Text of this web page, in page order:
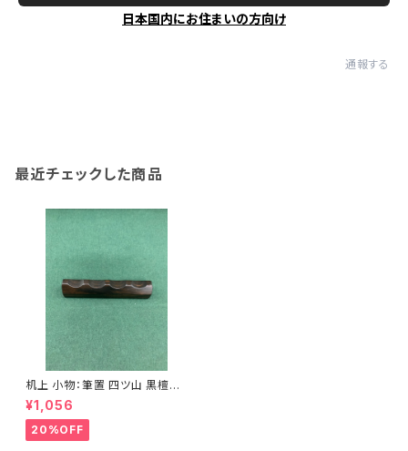
日本国内にお住まいの方向け
通報する
最近チェックした商品
机上 小物：筆置 四ツ山 黒檀
(8.5㎝) <商品番号1392>
¥1,056
20%OFF